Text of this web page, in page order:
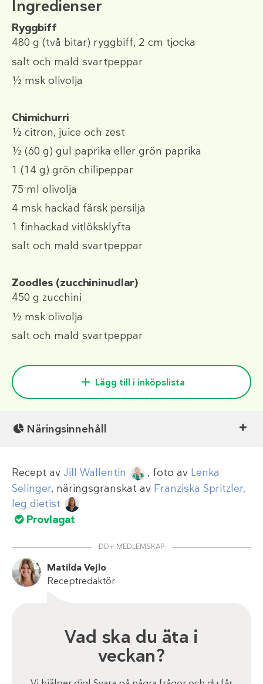
Ingredienser
Ryggbiff
480 g (två bitar) ryggbiff, 2 cm tjocka
salt och mald svartpeppar
½ msk olivolja
Chimichurri
½ citron, juice och zest
½ (60 g) gul paprika eller grön paprika
1 (14 g) grön chilipeppar
75 ml olivolja
4 msk hackad färsk persilja
1 finhackad vitlöksklyfta
salt och mald svartpeppar
Zoodles (zucchininudlar)
450 g zucchini
½ msk olivolja
salt och mald svartpeppar
Lägg till i inköpslista
Näringsinnehåll
Recept av Jill Wallentin , foto av Lenka
Selinger, näringsgranskat av Franziska Spritzler,
leg dietist
Provlagat
DD+ MEDLEMSKAP
Matilda Vejlo
Receptredaktör
Vad ska du äta i
veckan?